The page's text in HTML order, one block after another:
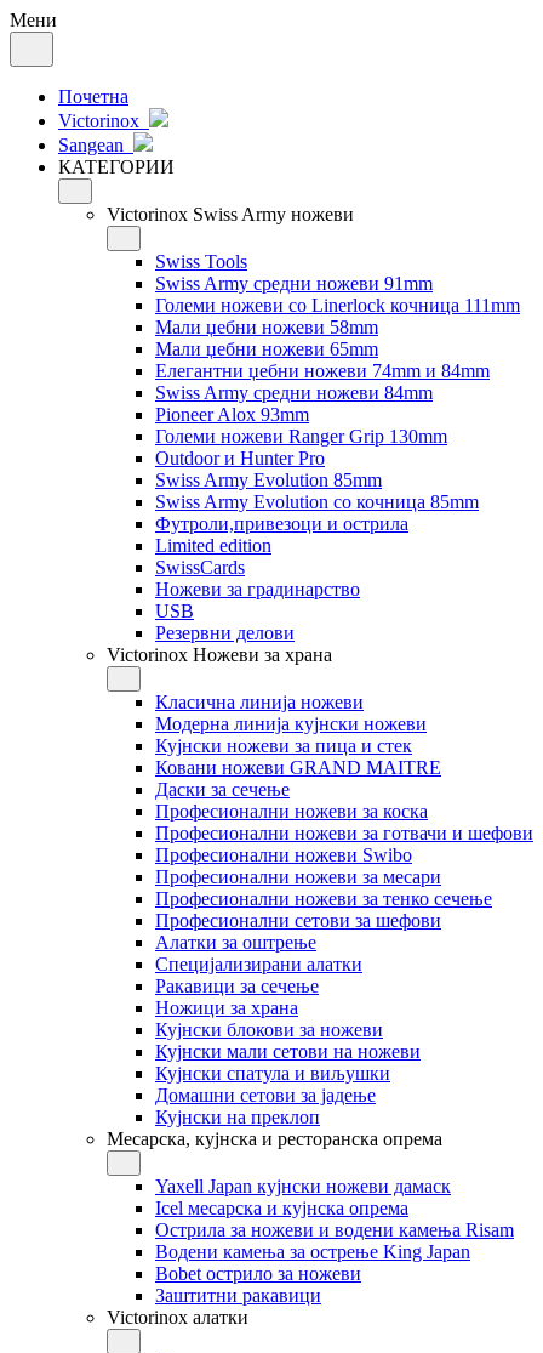
Мени
Почетна
Victorinox
Sangean
КАТЕГОРИИ
Victorinox Swiss Army ножеви
Swiss Tools
Swiss Army средни ножеви 91mm
Големи ножеви со Linerlock кочница 111mm
Мали џебни ножеви 58mm
Мали џебни ножеви 65mm
Елегантни џебни ножеви 74mm и 84mm
Swiss Army средни ножеви 84mm
Pioneer Alox 93mm
Големи ножеви Ranger Grip 130mm
Outdoor и Hunter Pro
Swiss Army Evolution 85mm
Swiss Army Evolution со кочница 85mm
Футроли,привезоци и острила
Limited edition
SwissCards
Ножеви за градинарство
USB
Резервни делови
Victorinox Ножеви за храна
Класична линија ножеви
Модерна линија кујнски ножеви
Кујнски ножеви за пица и стек
Ковани ножеви GRAND MAITRE
Даски за сечење
Професионални ножеви за коска
Професионални ножеви за готвачи и шефови
Професионални ножеви Swibo
Професионални ножеви за месари
Професионални ножеви за тенко сечење
Професионални сетови за шефови
Алатки за оштрење
Специјализирани алатки
Ракавици за сечење
Ножици за храна
Кујнски блокови за ножеви
Кујнски мали сетови на ножеви
Кујнски спатула и виљушки
Домашни сетови за јадење
Кујнски на преклоп
Месарска, кујнска и ресторанска опрема
Yaxell Japan кујнски ножеви дамаск
Icel месарска и кујнска опрема
Острила за ножеви и водени камења Risam
Водени камења за острење King Japan
Bobet острило за ножеви
Заштитни ракавици
Victorinox алатки